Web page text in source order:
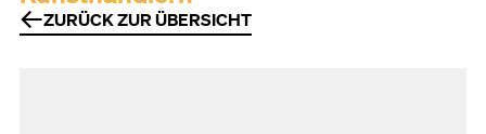
ZURÜCK ZUR ÜBERSICHT